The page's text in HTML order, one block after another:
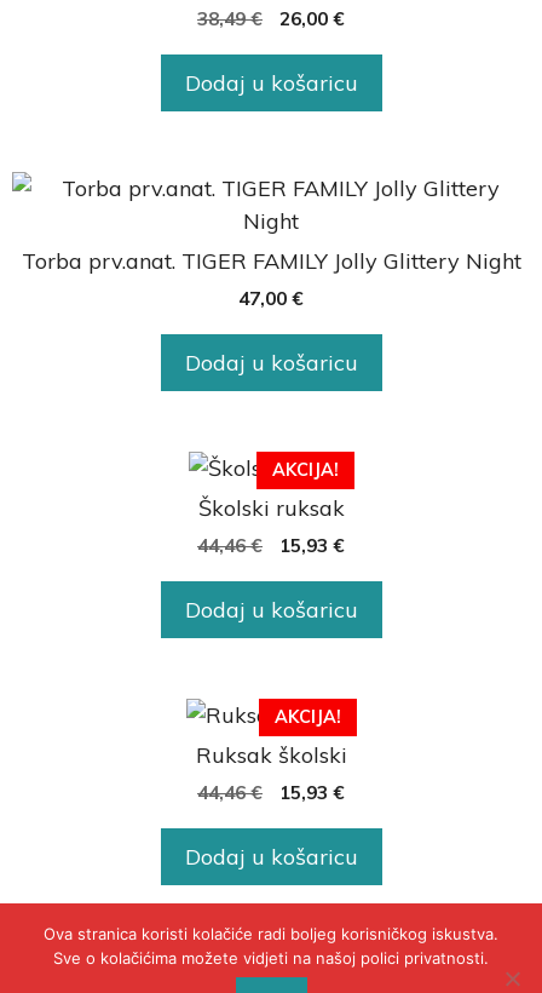
38,49€ 26,00 €
Dodaj u košaricu
Torba prv.anat. TIGER FAMILY Jolly Glittery Night
47,00 €
Dodaj u košaricu
AKCIJA!
Školski ruksak
44,46€ 15,93 €
Dodaj u košaricu
AKCIJA!
Ruksak školski
44,46€ 15,93 €
Dodaj u košaricu
Ova stranica koristi kolačiće radi boljeg korisničkog iskustva.
Sve o kolačićima možete vidjeti na našoj polici privatnosti.